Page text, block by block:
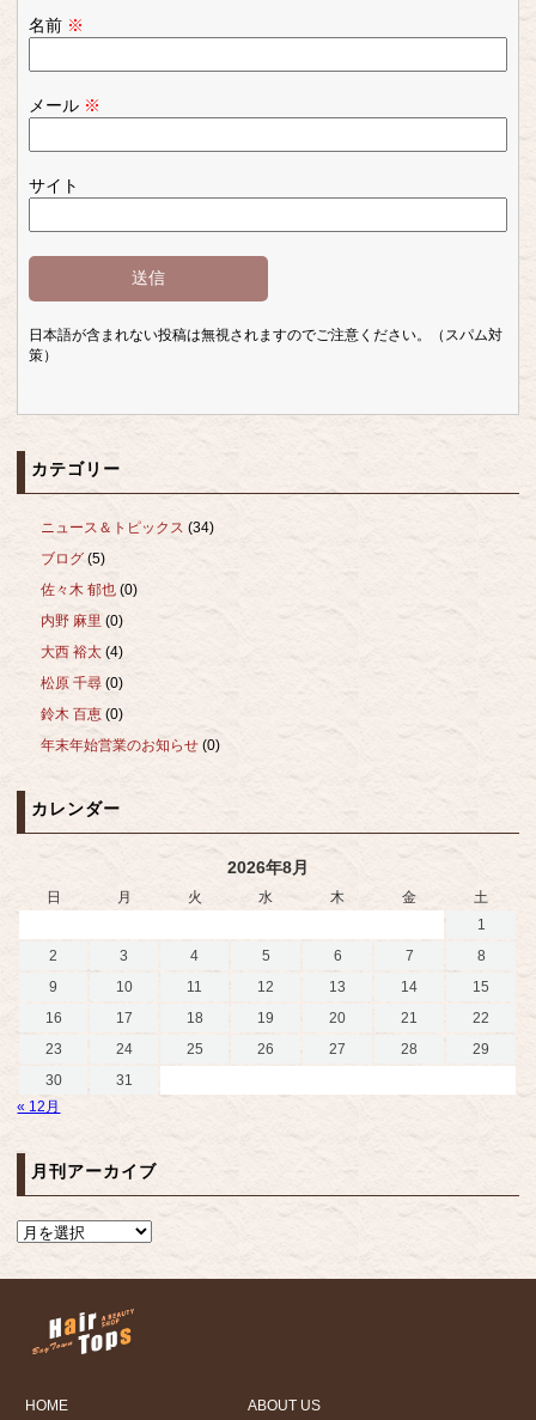
名前 ※
メール ※
サイト
日本語が含まれない投稿は無視されますのでご注意ください。（スパム対
策）
カテゴリー
ニュース＆トピックス (34)
ブログ (5)
佐々木 郁也 (0)
内野 麻里 (0)
大西 裕太 (4)
松原 千尋 (0)
鈴木 百恵 (0)
年末年始営業のお知らせ (0)
カレンダー
2026年8月
日 月 火 水 木 金
土
1
2
3 4 5 6 7
8
9
10 11 12 13 14
15
16
17 18 19 20 21
22
23
24 25 26 27 28
29
30
31
« 12月
月刊アーカイブ
HOME ABOUT US